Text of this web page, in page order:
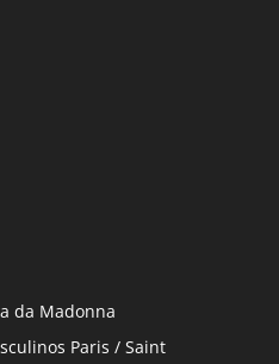
da Madonna
Paris / Saint